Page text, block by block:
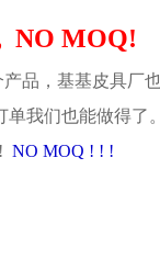
NO MOQ!
品，基基皮具厂
单我们也能做得了
NO MOQ ! ! !